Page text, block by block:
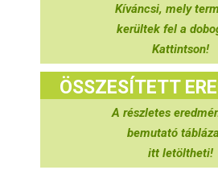
Kíváncsi, mely
kerültek fel a
Kattintson!
ÖSSZESÍTETT
A részletes
bemutató
itt letöltheti!